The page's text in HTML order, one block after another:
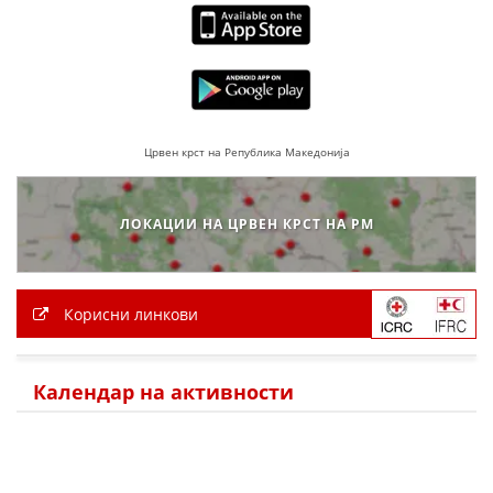
Црвен крст на Република Македонија
ЛОКАЦИИ НА ЦРВЕН КРСТ НА РМ
Корисни линкови
Календар на активности